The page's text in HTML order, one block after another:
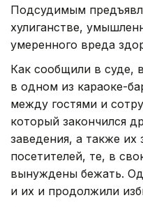
Подсудимым
хулиганстве,
умеренного вреда
Как сообщили в суде,
в одном из караоке-
между гостями и
который закончился
заведения, а также их
посетителей, те, в
вынуждены бежать.
и их и продолжили